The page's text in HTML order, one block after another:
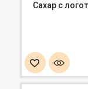
Сахар с